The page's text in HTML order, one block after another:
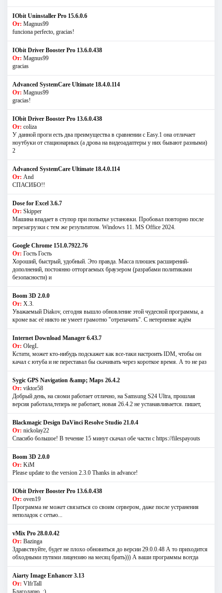
IObit Uninstaller Pro 15.6.0.6
От: Magnus99
funciona perfecto, gracias!
IObit Driver Booster Pro 13.6.0.438
От: Magnus99
gracias
Advanced SystemCare Ultimate 18.4.0.114
От: Magnus99
gracias!
IObit Driver Booster Pro 13.6.0.438
От: coliza
У данной проги есть два преимущества в сравнении с Easy.1 она отличает
ноутбуки от стационарных (а дрова на видеоадаптеры у них бывают разными)
2
Advanced SystemCare Ultimate 18.4.0.114
От: And
СПАСИБО!!
Dose for Excel 3.6.7
От: Skipper
Машина впадает в ступор при попытке установки. Пробовал повторно после
перезагрузки с тем же результатом. Windows 11. MS Offiсe 2024.
Google Chrome 151.0.7922.76
От: Гость Гость
Хороший, быстрый, удобный. Это правда. Масса плюшек расширений-
дополнений, постоянно отторгаемых браузером (разрабами политиками
безопасности) и
Boom 3D 2.0.0
От: Х.З.
Уважаемый Diakov, сегодня вышло обновление этой чудесной программы, а
кроме вас её никто не умеет грамотно "отрепачить". С нетерпение ждём
Internet Download Manager 6.43.7
От: OlegL
Кстати, может кто-нибудь подскажет как все-таки настроить IDM, чтобы он
качал с ютуба и не переставал бы скачивать через короткое время. А то не раз
Sygic GPS Navigation &amp; Maps 26.4.2
От: viktor58
Добрый день, на сяоми работает отлично, на Samsung S24 Ultra, прошлая
версия работала,теперь не работает, новая 26.4.2 не устанавливается. пишет,
Blackmagic Design DaVinci Resolve Studio 21.0.4
От: nickolay22
Спасибо большое! В течение 15 минут скачал обе части с https://filespayouts
Boom 3D 2.0.0
От: KiM
Please update to the version 2.3.0 Thanks in advance!
IObit Driver Booster Pro 13.6.0.438
От: oven19
Программа не может связаться со своим сервером, даже после устранения
неполадок с сетью...
vMix Pro 28.0.0.42
От: Bazinga
Здравствуйте, будет не плохо обновиться до версии 29.0.0.48 А то приходится
обходными путями лицензию на месяц брать))) А ваши программы всегда
Aiarty Image Enhancer 3.13
От: VlfrTall
Благодарю. :)